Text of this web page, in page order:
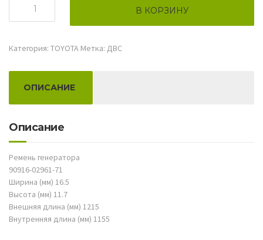
товара
В КОРЗИНУ
Категория: TOYOTA Метка: ДВС
ОПИСАНИЕ
Описание
Ремень генератора
90916-02961-71
Ширина (мм) 16.5
Высота (мм) 11.7
Внешняя длина (мм) 1215
Внутренняя длина (мм) 1155